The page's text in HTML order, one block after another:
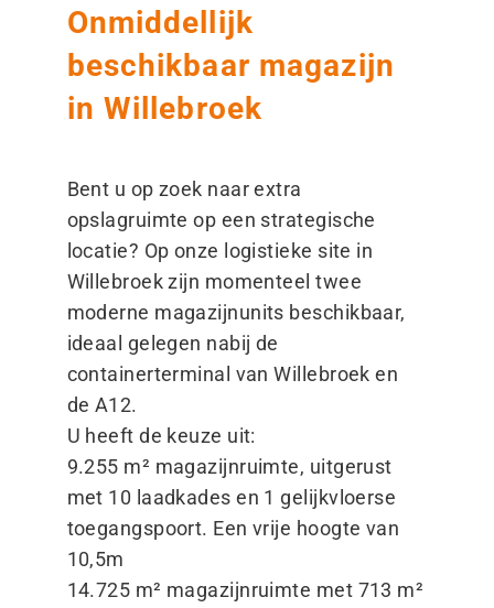
Onmiddellijk
beschikbaar magazijn
in Willebroek
Bent u op zoek naar extra
opslagruimte op een strategische
locatie? Op onze logistieke site in
Willebroek zijn momenteel twee
moderne magazijnunits beschikbaar,
ideaal gelegen nabij de
containerterminal van Willebroek en
de A12.
U heeft de keuze uit:
9.255 m² magazijnruimte, uitgerust
met 10 laadkades en 1 gelijkvloerse
toegangspoort. Een vrije hoogte van
10,5m
14.725 m² magazijnruimte met 713 m²